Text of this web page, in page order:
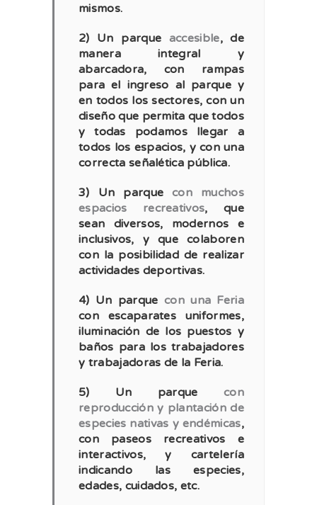
mismos.
2) Un parque accesible, de
manera integral y
abarcadora, con rampas
para el ingreso al parque y
en todos los sectores, con un
diseño que permita que todos
y todas podamos llegar a
todos los espacios, y con una
correcta señalética pública.
3) Un parquecon muchos
espacios recreativos, que
sean diversos, modernos e
inclusivos, y que colaboren
con la posibilidad de realizar
actividades deportivas.
4) Un parque con una Feria
con escaparates uniformes,
iluminación de los puestos y
baños para los trabajadores
y trabajadoras de la Feria.
5) Un parquecon
reproducción y plantación de
especies nativas y endémicas,
con paseos recreativos e
interactivos, y cartelería
indicando las especies,
edades, cuidados, etc.